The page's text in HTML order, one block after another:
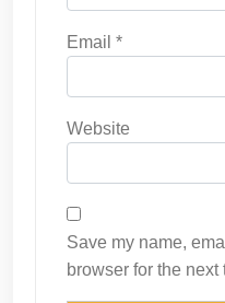
Email *
Website
Save my name,
browser for the next